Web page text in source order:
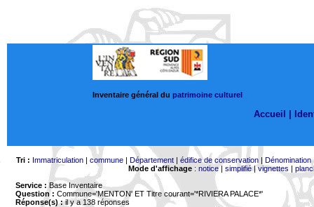
Inventaire général du patrimoine culturel
Accueil |
Tri : Immatriculation| commune| Département| édifice de conservation| Dénomination
Mode d'affichage: notice| simplifié|vignettes |
Service : Base Inventaire
Question : Commune='MENTON' ET Titre courant='*RIVIERA PALACE*'
Réponse(s) :il y a 138 réponses